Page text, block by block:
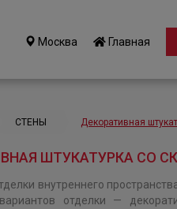
Москва Главная
СТЕНЫ Декоративная
ШТУКАТУРКА СО
внутреннего
отделки —